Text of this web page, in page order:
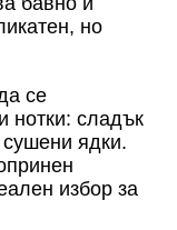
но
се
нотки: сладък
ядки.
избор за